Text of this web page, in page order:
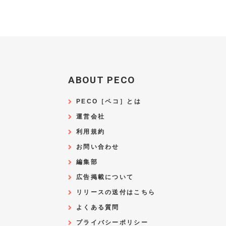
ABOUT PECO
PECO［ペコ］とは
運営会社
利用規約
お問い合わせ
編集部
広告掲載について
リリースの送付はこちら
よくある質問
プライバシーポリシー